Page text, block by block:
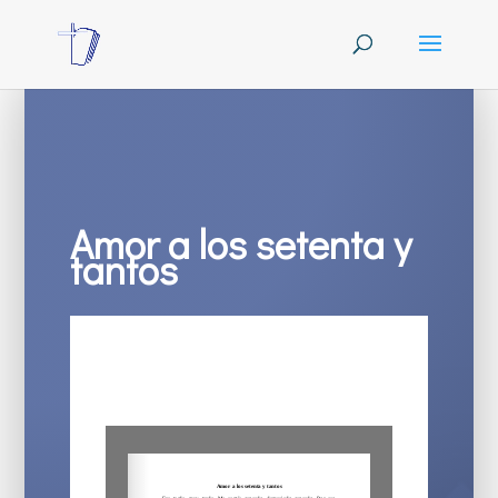
Amor a los setenta y
tantos